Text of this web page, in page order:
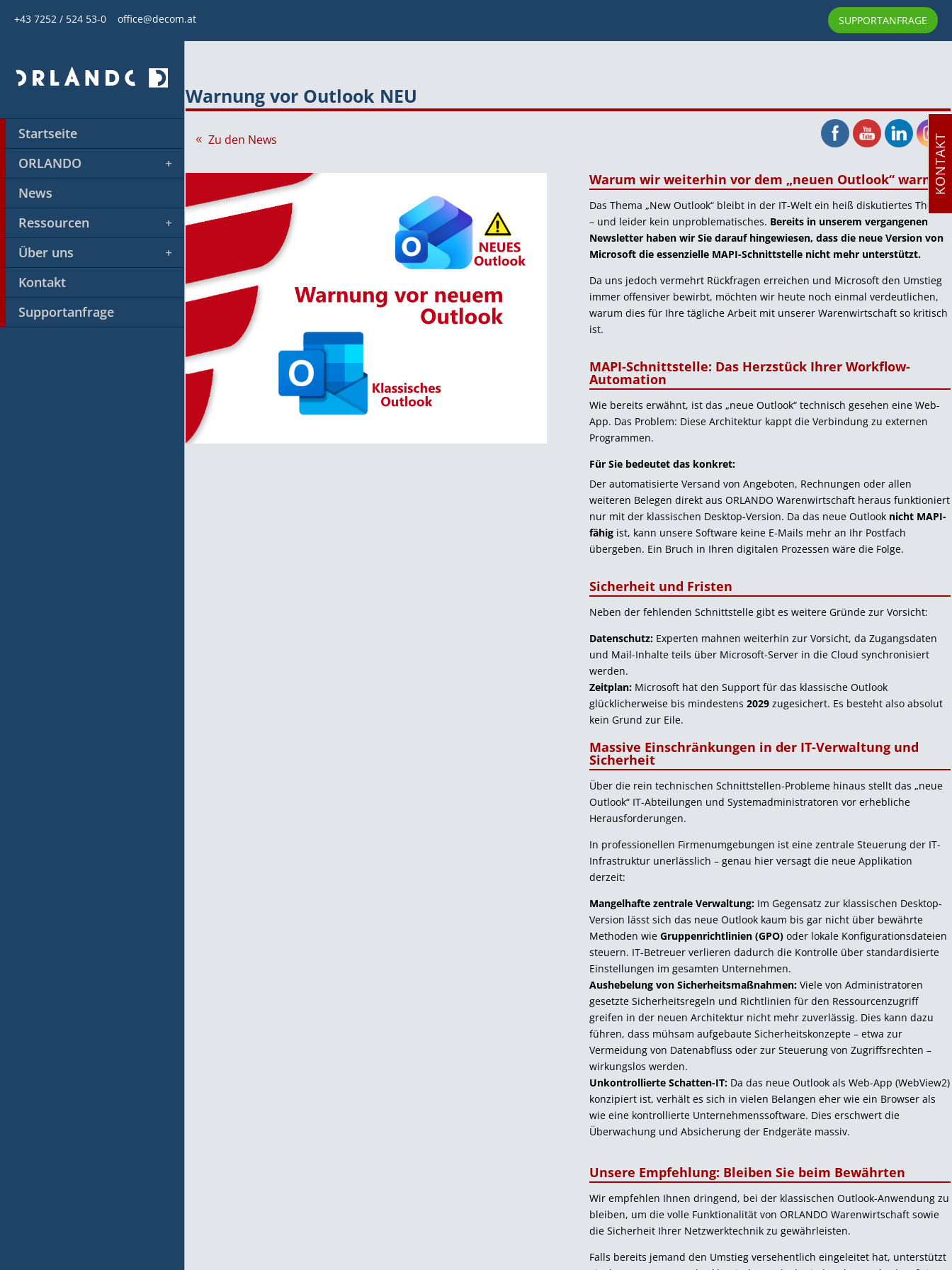
+43 7252 / 524 53-0 office@decom.at SUPPORTANFRAGE
Startseite
ORLANDO
News
Ressourcen
Über uns
Kontakt
Supportanfrage
Warnung vor Outlook NEU
Zu den News
Warum wir weiterhin vor dem „neuen Outlook“ warnen
Das Thema „New Outlook“ bleibt in der IT-Welt ein heiß diskutiertes Thema
– und leider kein unproblematisches. Bereits in unserem vergangenen
Newsletter haben wir Sie darauf hingewiesen, dass die neue Version von
Microsoft die essenzielle MAPI-Schnittstelle nicht mehr unterstützt.
Da uns jedoch vermehrt Rückfragen erreichen und Microsoft den Umstieg
immer offensiver bewirbt, möchten wir heute noch einmal verdeutlichen,
warum dies für Ihre tägliche Arbeit mit unserer Warenwirtschaft so kritisch
ist.
MAPI-Schnittstelle: Das Herzstück Ihrer Workflow-
Automation
Wie bereits erwähnt, ist das „neue Outlook“ technisch gesehen eine Web-
App. Das Problem: Diese Architektur kappt die Verbindung zu externen
Programmen.
Für Sie bedeutet das konkret:
Der automatisierte Versand von Angeboten, Rechnungen oder allen
weiteren Belegen direkt aus ORLANDO Warenwirtschaft heraus funktioniert
nur mit der klassischen Desktop-Version. Da das neue Outlook nicht MAPI-
fähigist, kann unsere Software keine E-Mails mehr an Ihr Postfach
übergeben. Ein Bruch in Ihren digitalen Prozessen wäre die Folge.
Sicherheit und Fristen
Neben der fehlenden Schnittstelle gibt es weitere Gründe zur Vorsicht:
Datenschutz:Experten mahnen weiterhin zur Vorsicht, da Zugangsdaten
und Mail-Inhalte teils über Microsoft-Server in die Cloud synchronisiert
werden.
Zeitplan:Microsoft hat den Support für das klassische Outlook
glücklicherweise bis mindestens 2029zugesichert. Es besteht also absolut
kein Grund zur Eile.
Massive Einschränkungen in der IT-Verwaltung und
Sicherheit
Über die rein technischen Schnittstellen-Probleme hinaus stellt das „neue
Outlook“ IT-Abteilungen und Systemadministratoren vor erhebliche
Herausforderungen.
In professionellen Firmenumgebungen ist eine zentrale Steuerung der IT-
Infrastruktur unerlässlich – genau hier versagt die neue Applikation
derzeit:
Mangelhafte zentrale Verwaltung:Im Gegensatz zur klassischen Desktop-
Version lässt sich das neue Outlook kaum bis gar nicht über bewährte
Methoden wie Gruppenrichtlinien (GPO)oder lokale Konfigurationsdateien
steuern. IT-Betreuer verlieren dadurch die Kontrolle über standardisierte
Einstellungen im gesamten Unternehmen.
Aushebelung von Sicherheitsmaßnahmen:Viele von Administratoren
gesetzte Sicherheitsregeln und Richtlinien für den Ressourcenzugriff
greifen in der neuen Architektur nicht mehr zuverlässig. Dies kann dazu
führen, dass mühsam aufgebaute Sicherheitskonzepte – etwa zur
Vermeidung von Datenabfluss oder zur Steuerung von Zugriffsrechten –
wirkungslos werden.
Unkontrollierte Schatten-IT:Da das neue Outlook als Web-App (WebView2)
konzipiert ist, verhält es sich in vielen Belangen eher wie ein Browser als
wie eine kontrollierte Unternehmenssoftware. Dies erschwert die
Überwachung und Absicherung der Endgeräte massiv.
Unsere Empfehlung: Bleiben Sie beim Bewährten
Wir empfehlen Ihnen dringend, bei der klassischen Outlook-Anwendung zu
bleiben, um die volle Funktionalität von ORLANDO Warenwirtschaft sowie
die Sicherheit Ihrer Netzwerktechnik zu gewährleisten.
Falls bereits jemand den Umstieg versehentlich eingeleitet hat, unterstützt
KONTAKT